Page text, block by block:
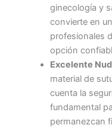
Nombre De
Tu mensaje*
ginecología y
convierte en
profesionales
opción
Excelente
material de
cuenta la
fundamental
permanezcan